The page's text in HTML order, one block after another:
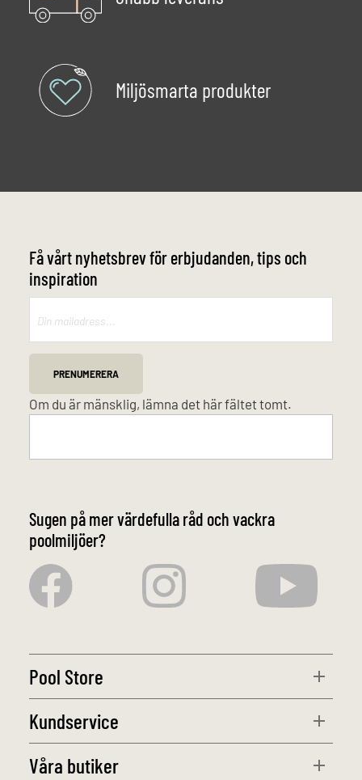
Miljösmarta produkter
Få vårt nyhetsbrev för erbjudanden, tips och
inspiration
PRENUMERERA
Om du är mänsklig, lämna det här fältet tomt.
Sugen på mer värdefulla råd och vackra
poolmiljöer?
Pool Store
Kundservice
Våra butiker